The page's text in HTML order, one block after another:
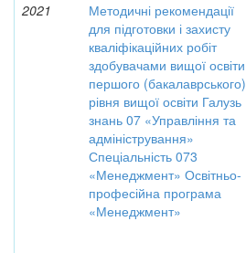
2021
Методичні рекомендації
для підготовки і захисту
кваліфікаційних робіт
здобувачами вищої освіти
першого (бакалаврського)
рівня вищої освіти Галузь
знань 07 «Управління та
адміністрування»
Спеціальність 073
«Менеджмент» Освітньо-
професійна програма
«Менеджмент»